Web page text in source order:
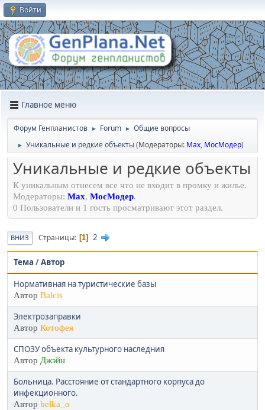
Войти
Главное меню
Форум Генпланистов ► Forum ► Общие вопросы
► Уникальные и редкие объекты(Модераторы: Max, МосМодер)
Уникальные и редкие объекты
К уникальным отнесем все что не входит в промку и жилье.
Модераторы: Max, МосМодер.
0 Пользователи и 1 гость просматривают этот раздел.
ВНИЗ Страницы 1 2
Тема /Автор
Нормативная на туристические базы
Автор Balcis
Электрозаправки
Автор Котофея
СПОЗУ объекта культурного наследния
Автор Джэйн
Больница. Расстояние от стандартного корпуса до
инфекционного.
Автор belka_o